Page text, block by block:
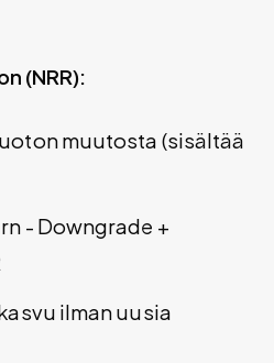
(NRR):
muutosta (sisältää
- Downgrade +
ilman uusia